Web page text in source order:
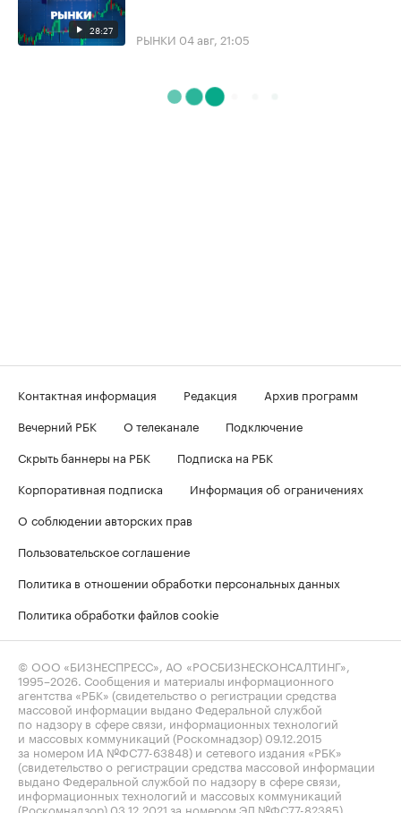
28:27 РЫНКИ 04 авг, 21:05
Контактная информация Редакция
Архив программ
Вечерний РБК
О телеканале
Подключение
Скрыть баннеры на РБК
Подписка на РБК
Корпоративная подписка
Информация об ограничениях
О соблюдении авторских прав
Пользовательское соглашение
Политика в отношении обработки персональных данных
Политика обработки файлов cookie
© ООО «БИЗНЕСПРЕСС», АО «РОСБИЗНЕСКОНСАЛТИНГ»,
1995–2026 . Сообщения и материалы информационного
агентства «РБК» (свидетельство о регистрации средства
массовой информации выдано Федеральной службой
по надзору в сфере связи, информационных технологий
и массовых коммуникаций (Роскомнадзор) 09.12.2015
за номером ИА №ФС77-63848) и сетевого издания «РБК»
(свидетельство о регистрации средства массовой информации
выдано Федеральной службой по надзору в сфере связи,
информационных технологий и массовых коммуникаций
(Роскомнадзор) 03.12.2021 за номером ЭЛ №ФС77-82385)